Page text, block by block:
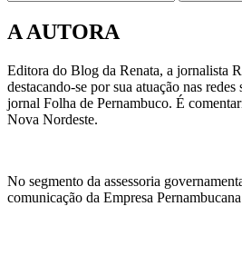
A AUTORA
Editora do Blog da Renata, a jornalista
destacando-se por sua atuação nas
jornal Folha de Pernambuco. É
Nova Nordeste.
No segmento da assessoria
comunicação da Empresa